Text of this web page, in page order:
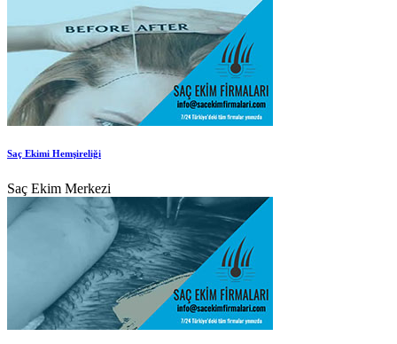
Saç Ekimi Hemşireliği
Saç Ekim Merkezi